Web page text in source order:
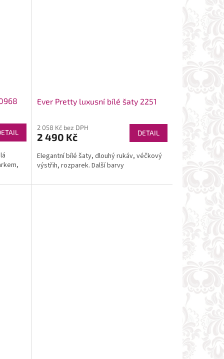
Ever Pretty luxusní bílé šaty 2251
2 058 Kč bez DPH
2 490 Kč DETAIL
Elegantní bílé šaty, dlouhý rukáv, véčkový
výstřih, rozparek. Další barvy